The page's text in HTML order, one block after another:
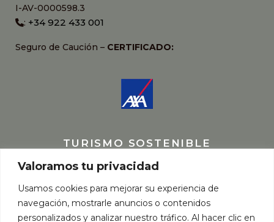
Valoramos tu privacidad
Usamos cookies para mejorar su experiencia de
navegación, mostrarle anuncios o contenidos
personalizados y analizar nuestro tráfico. Al hacer clic en
I-AV-0000598.3
: +34 922 433 001
Seguro de Caución – CERTIFICADO:
TURISMO SOSTENIBLE